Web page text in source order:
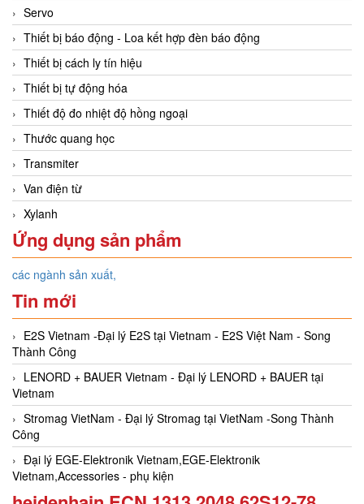
Servo
Thiết bị báo động - Loa kết hợp đèn báo động
Thiết bị cách ly tín hiệu
Thiết bị tự động hóa
Thiết độ đo nhiệt độ hồng ngoại
Thước quang học
Transmiter
Van điện từ
Xylanh
Ứng dụng sản phẩm
các ngành sản xuất,
Tin mới
E2S Vietnam -Đại lý E2S tại Vietnam - E2S Việt Nam - Song
Thành Công
LENORD + BAUER Vietnam - Đại lý LENORD + BAUER tại
Vietnam
Stromag VietNam - Đại lý Stromag tại VietNam -Song Thành
Công
Đại lý EGE-Elektronik Vietnam,EGE-Elektronik
Vietnam,Accessories - phụ kiện